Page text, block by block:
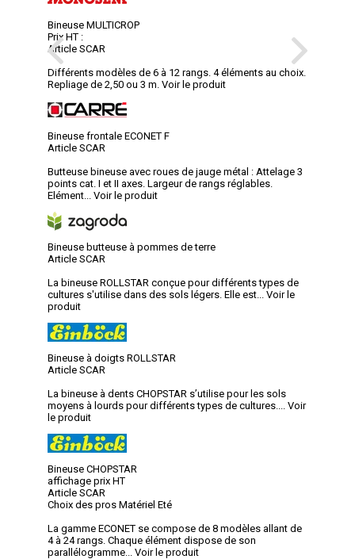
Bineuse MULTICROP
Prix HT :
Article SCAR
Différents modèles de 6 à 12 rangs. 4 éléments au choix.
Repliage de 2,50 ou 3 m. Voir le produit
Bineuse frontale ECONET F
Article SCAR
Butteuse bineuse avec roues de jauge métal : Attelage 3
points cat. I et II axes. Largeur de rangs réglables.
Elément...
Voir le produit
Bineuse butteuse à pommes de terre
Article SCAR
La bineuse ROLLSTAR conçue pour différents types de
cultures s'utilise dans des sols légers. Elle est...
Voir le
produit
Bineuse à doigts ROLLSTAR
Article SCAR
La bineuse à dents CHOPSTAR s’utilise pour les sols
moyens à lourds pour différents types de cultures....
Voir
le produit
Bineuse CHOPSTAR
affichage prix HT
Article SCAR
Choix des pros Matériel Eté
La gamme ECONET se compose de 8 modèles allant de
4 à 24 rangs. Chaque élément dispose de son
parallélogramme...
Voir le produit